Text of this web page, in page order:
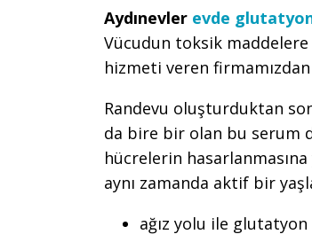
Aydınevler evde
Vücudun toksik maddelere
hizmeti veren
Randevu oluşturduktan
da bire bir olan bu serum
hücrelerin
aynı zamanda aktif bir
ağız yolu ile glutatyon